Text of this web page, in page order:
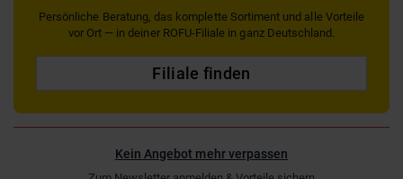
Persönliche Beratung, das komplette Sortiment und alle Vorteile
vor Ort — in deiner ROFU-Filiale in ganz Deutschland.
Filiale finden
Kein Angebot mehr verpassen